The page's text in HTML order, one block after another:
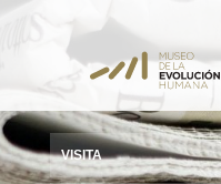
VISITA